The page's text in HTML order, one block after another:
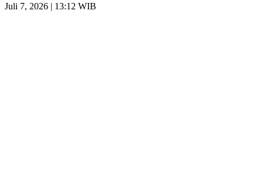
Juli 7, 2026 | 13:12 WIB